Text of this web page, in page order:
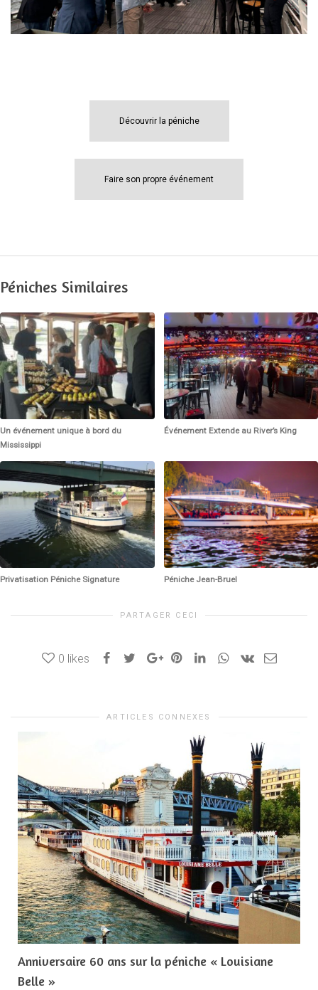
Découvrir la péniche
Faire son propre événement
Péniches Similaires
Un événement unique à bord du
Mississippi
Événement Extende au River’s King
Privatisation Péniche Signature Péniche Jean-Bruel
PARTAGER CECI
0 likes
ARTICLES CONNEXES
Anniversaire 60 ans sur la péniche « Louisiane
Belle »